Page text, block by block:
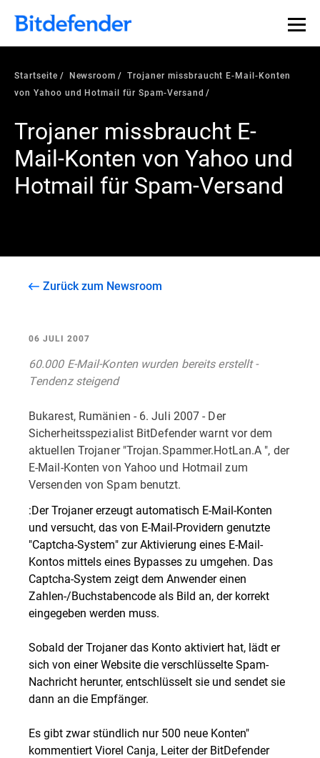
Startseite Newsroom
Trojaner missbraucht E-Mail-Konten
von Yahoo und Hotmail für Spam-Versand
Trojaner missbraucht E-
Mail-Konten von Yahoo und
Hotmail für Spam-Versand
Zurück zum Newsroom
06 JULI 2007
60.000 E-Mail-Konten wurden bereits erstellt -
Tendenz steigend
Bukarest, Rumänien - 6. Juli 2007 - Der
Sicherheitsspezialist BitDefender warnt vor dem
aktuellen Trojaner "Trojan.Spammer.HotLan.A ", der
E-Mail-Konten von Yahoo und Hotmail zum
Versenden von Spam benutzt.
:Der Trojaner erzeugt automatisch E-Mail-Konten
und versucht, das von E-Mail-Providern genutzte
"Captcha-System" zur Aktivierung eines E-Mail-
Kontos mittels eines Bypasses zu umgehen. Das
Captcha-System zeigt dem Anwender einen
Zahlen-/Buchstabencode als Bild an, der korrekt
eingegeben werden muss.
Sobald der Trojaner das Konto aktiviert hat, lädt er
sich von einer Website die verschlüsselte Spam-
Nachricht herunter, entschlüsselt sie und sendet sie
dann an die Empfänger.
Es gibt zwar stündlich nur 500 neue Konten"
kommentiert Viorel Canja, Leiter der BitDefender